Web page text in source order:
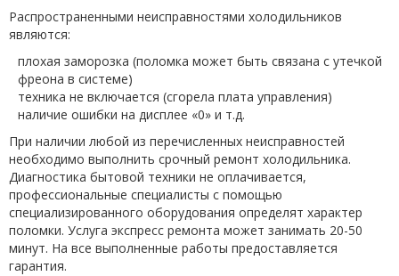
Распространенными неисправностями холодильников
являются:
плохая заморозка (поломка может быть связана с утечкой
фреона в системе)
техника не включается (сгорела плата управления)
наличие ошибки на дисплее «0» и т.д.
При наличии любой из перечисленных неисправностей
необходимо выполнить срочный ремонт холодильника.
Диагностика бытовой техники не оплачивается,
профессиональные специалисты с помощью
специализированного оборудования определят характер
поломки. Услуга экспресс ремонта может занимать 20-50
минут. На все выполненные работы предоставляется
гарантия.